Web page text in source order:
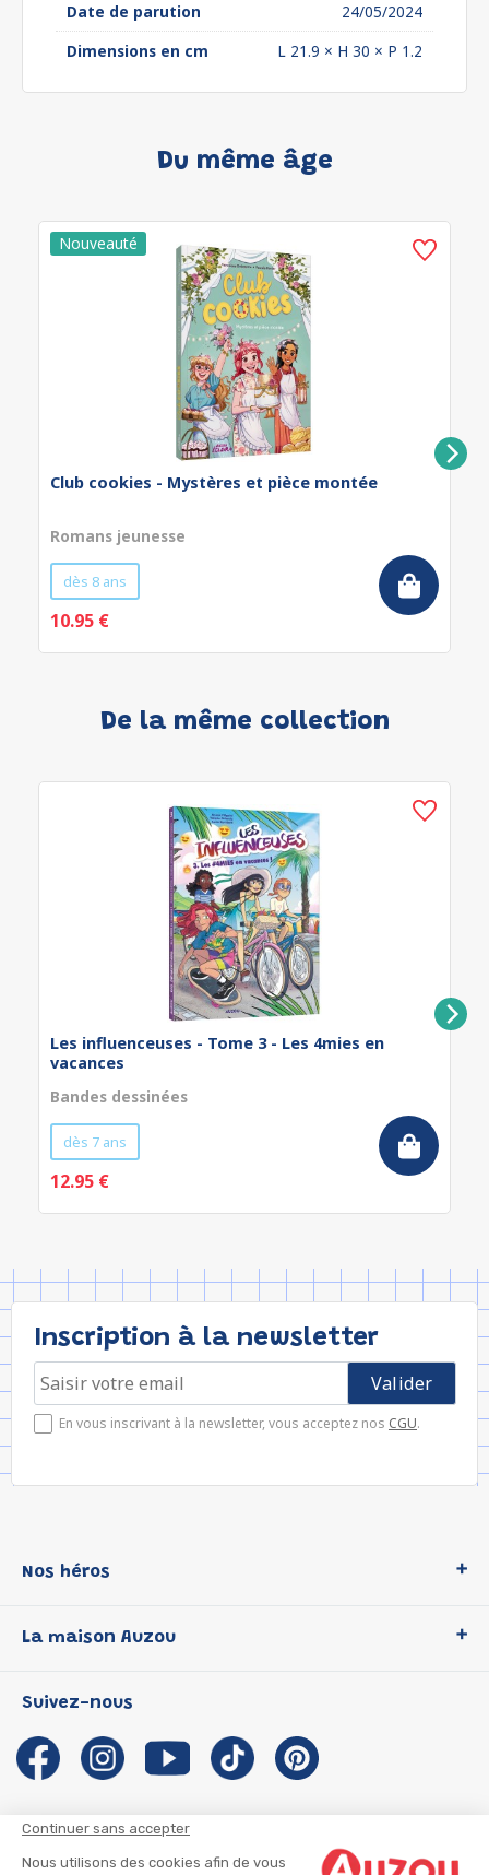
Continuer sans accepter
Nous utilisons des cookies afin de vous
Date de parution
24/05/2024
Dimensions en cm
L 21.9 × H 30 × P 1.2
Du même âge
Club cookies - Mystères et pièce montée
Romans jeunesse
dès 8 ans
10.95 €
De la même collection
Les influenceuses - Tome 3 - Les 4mies en
vacances
Bandes dessinées
dès 7 ans
12.95 €
Inscription à la newsletter
En vous inscrivant à la newsletter, vous acceptez nos CGU.
Nos héros
P'tit Loup
Les Influenceuses
Migali
Petite Taupe
La maison Auzou
Notre histoire
Auzou s'engage
Auteurs et illustrateurs Auzou
Suivez-nous